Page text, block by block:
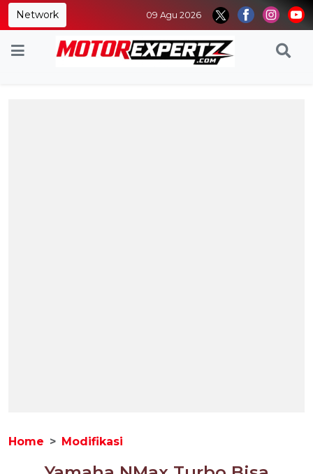
Network 09 Agu 2026
Home Modifikasi